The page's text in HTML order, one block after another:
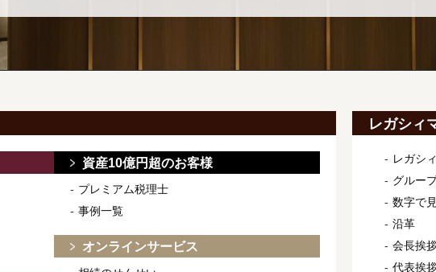
資産10億円超のお客様
プレミアム税理士
事例一覧
オンラインサービス
レガシィ
レガシ
グルー
数字で
沿革
会長挨
代表挨